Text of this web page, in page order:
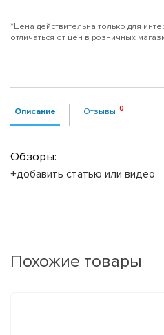
*Цена действительна только для
отличаться от цен в розничных
Описание Отзывы
Обзоры:
+добавить статью или видео
Похожие товары